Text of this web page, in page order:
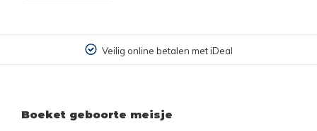
Veilig online betalen met iDeal
Boeket geboorte meisje